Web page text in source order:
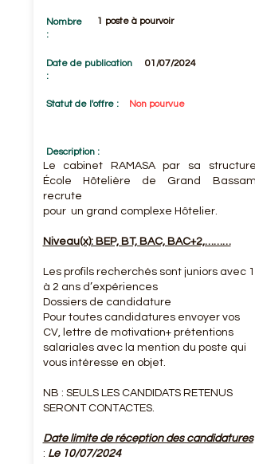
Nombre
:
1 poste à pourvoir
Date de publication
:
01/07/2024
Statut de l'offre : Non pourvue
Description :
Le cabinet RAMASA par sa structure
École Hôtelière de Grand Bassam
recrute
pour un grand complexe Hôtelier.
Niveau(x): BEP, BT, BAC, BAC+2,………
Les profils recherchés sont juniors avec 1
à 2 ans d’expériences
Dossiers de candidature
Pour toutes candidatures envoyer vos
CV, lettre de motivation+ prétentions
salariales avec la mention du poste qui
vous intéresse en objet.
NB : SEULS LES CANDIDATS RETENUS
SERONT CONTACTES.
Date limite de réception des candidatures
: Le 10/07/2024